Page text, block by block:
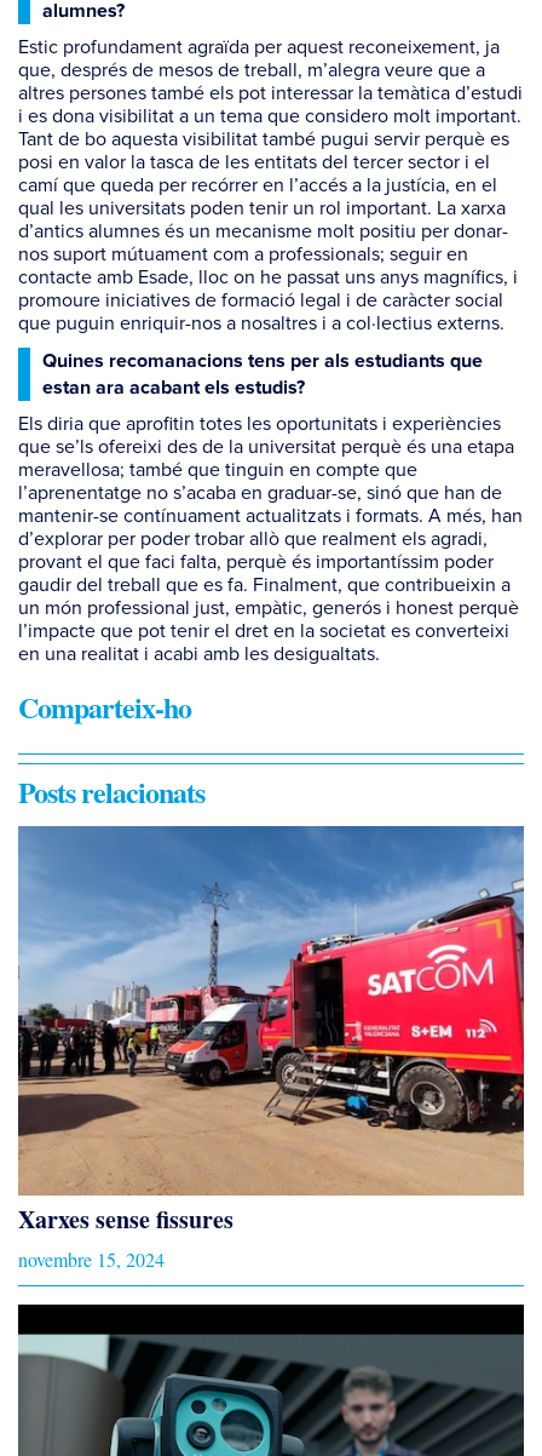
alumnes?
Estic profundament agraïda per aquest reconeixement, ja
que, després de mesos de treball, m’alegra veure que a
altres persones també els pot interessar la temàtica d’estudi
i es dona visibilitat a un tema que considero molt important.
Tant de bo aquesta visibilitat també pugui servir perquè es
posi en valor la tasca de les entitats del tercer sector i el
camí que queda per recórrer en l’accés a la justícia, en el
qual les universitats poden tenir un rol important. La xarxa
d’antics alumnes és un mecanisme molt positiu per donar-
nos suport mútuament com a professionals; seguir en
contacte amb Esade, lloc on he passat uns anys magnífics, i
promoure iniciatives de formació legal i de caràcter social
que puguin enriquir-nos a nosaltres i a col·lectius externs.
Quines recomanacions tens per als estudiants que
estan ara acabant els estudis?
Els diria que aprofitin totes les oportunitats i experiències
que se’ls ofereixi des de la universitat perquè és una etapa
meravellosa; també que tinguin en compte que
l’aprenentatge no s’acaba en graduar-se, sinó que han de
mantenir-se contínuament actualitzats i formats. A més, han
d’explorar per poder trobar allò que realment els agradi,
provant el que faci falta, perquè és importantíssim poder
gaudir del treball que es fa. Finalment, que contribueixin a
un món professional just, empàtic, generós i honest perquè
l’impacte que pot tenir el dret en la societat es converteixi
en una realitat i acabi amb les desigualtats.
Comparteix-ho
Posts relacionats
Xarxes sense fissures
novembre 15, 2024